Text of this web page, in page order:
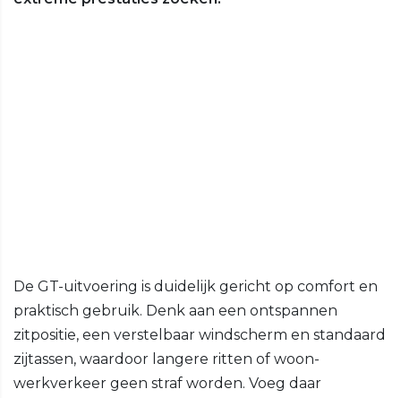
De GT-uitvoering is duidelijk gericht op comfort en
praktisch gebruik. Denk aan een ontspannen
zitpositie, een verstelbaar windscherm en standaard
zijtassen, waardoor langere ritten of woon-
werkverkeer geen straf worden. Voeg daar